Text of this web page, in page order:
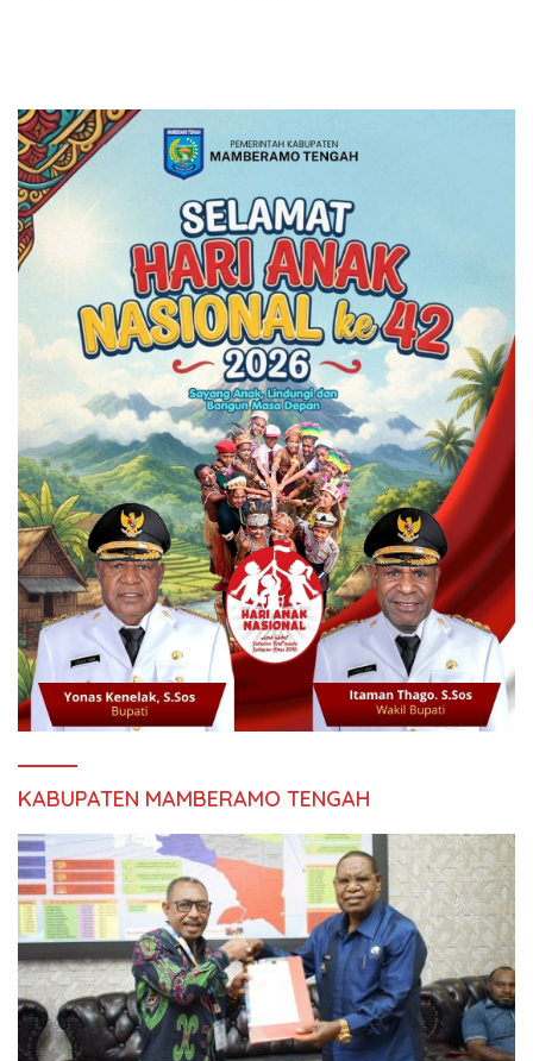
KABUPATEN MAMBERAMO TENGAH